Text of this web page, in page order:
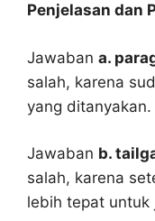
Penjelasan dan
Jawaban a.
salah, karena
yang ditanyakan.
Jawaban b.
salah, karena
lebih tepat untuk